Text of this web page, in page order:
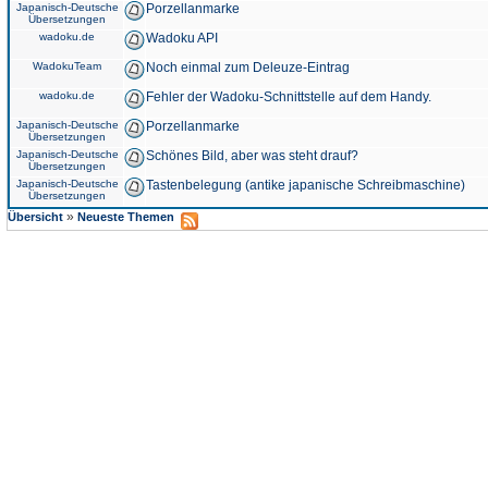
Japanisch-Deutsche
Übersetzungen
Porzellanmarke
wadoku.de Wadoku API
WadokuTeam Noch einmal zum Deleuze-Eintrag
wadoku.de Fehler der Wadoku-Schnittstelle auf dem Handy.
Japanisch-Deutsche
Übersetzungen
Porzellanmarke
Japanisch-Deutsche
Übersetzungen
Schönes Bild, aber was steht drauf?
Japanisch-Deutsche
Übersetzungen
Tastenbelegung (antike japanische Schreibmaschine)
Übersicht » Neueste Themen